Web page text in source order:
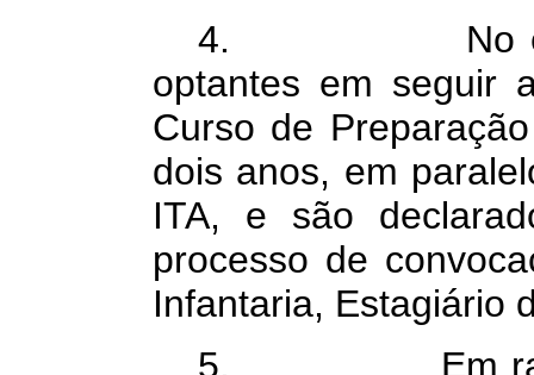
4. No
optantes em seguir
Curso de
dois anos, em
ITA, e são
processo de
Infantaria, Estagiário
5. Em razão